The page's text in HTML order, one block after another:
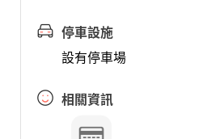
停車設施
設有停車場
相關資訊